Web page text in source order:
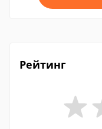
Рейтинг